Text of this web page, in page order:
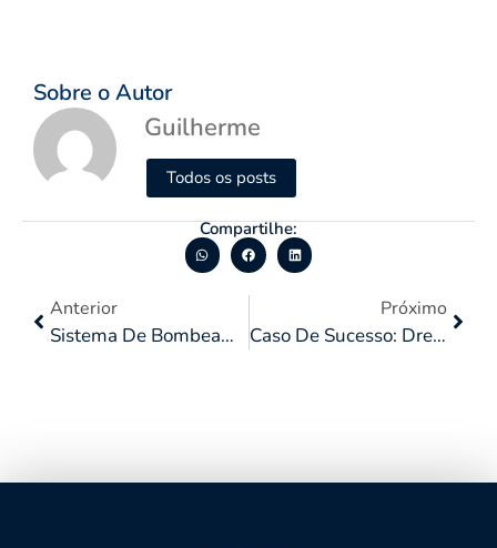
Sobre o Autor
Guilherme
Todos os posts
Compartilhe:
Anterior
Sistema De Bombeamento: Quando Instalar Bombas E Como Elas Podem Otimizar A Operação Do Seu Negócio?
Próximo
Caso De Sucesso: Drenagem De Cava